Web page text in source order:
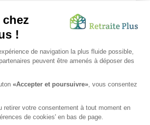
grâce à l’alimentation...
Lire l'article
besoin d’une aide de nos équipes ?
les tarifs & disponibilités